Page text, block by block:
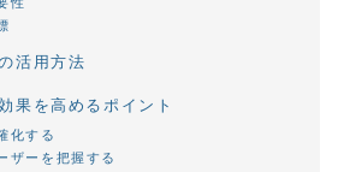
活用方法
果を高めるポイント
化する
ザーを把握する